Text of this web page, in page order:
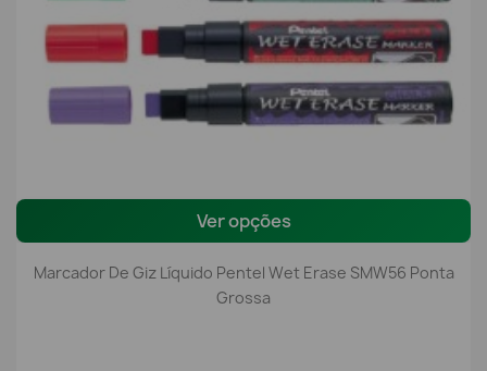
Ver opções
Marcador De Giz Líquido Pentel Wet Erase SMW56 Ponta
Grossa